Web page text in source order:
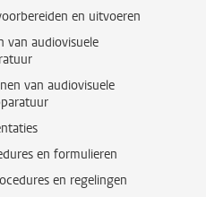
en uitvoeren
van audiovisuele
van audiovisuele
en formulieren
en regelingen